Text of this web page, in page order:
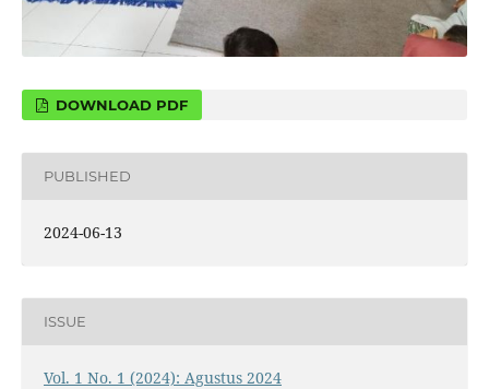
DOWNLOAD PDF
PUBLISHED
2024-06-13
ISSUE
Vol. 1 No. 1 (2024): Agustus 2024